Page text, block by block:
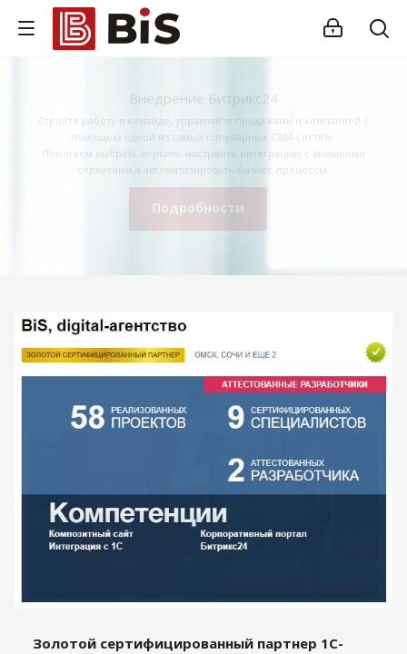
Внедрение Битрикс24
Стройте работу в команде, управляйте продажами и компанией с
помощью одной из самых популярных CRM-систем.
Помогаем выбрать версию, настроить интеграцию с внешними
сервисами и автоматизировать бизнес-процессы.
Подробности
Золотой сертифицированный партнер 1С-